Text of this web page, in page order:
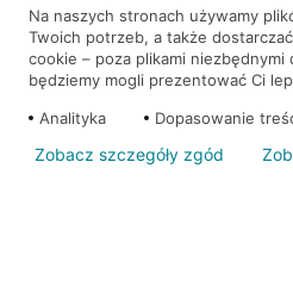
WEŹ KREDYT
Na naszych stronach używamy
Twoich potrzeb, a także
cookie – poza plikami
będziemy mogli prezentować Ci
Analityka
Dopasowanie
Zobacz szczegóły zgód